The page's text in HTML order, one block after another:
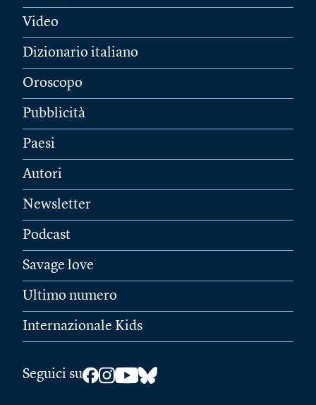
Video
Dizionario italiano
Oroscopo
Pubblicità
Paesi
Autori
Newsletter
Podcast
Savage love
Ultimo numero
Internazionale Kids
Seguici su